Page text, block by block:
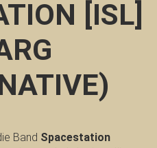
[ISL]
Band Spacestation